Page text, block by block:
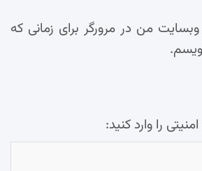
من در مرورگر برای زمانی که
را وارد کنید: